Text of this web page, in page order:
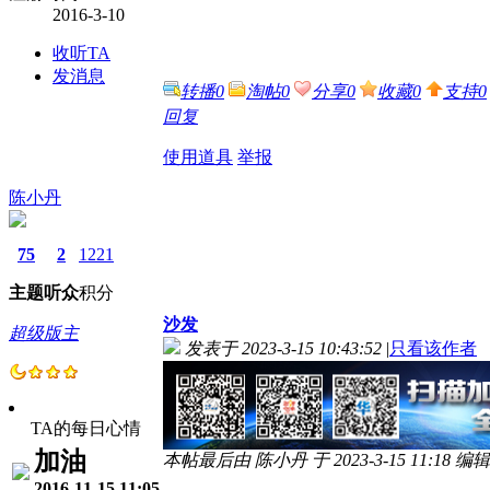
2016-3-10
收听TA
发消息
转播0 淘帖0 分享0 收藏0 支持0
回复
使用道具 举报
陈小丹
75
主题
2
听众
1221
积分
超级版主
TA的每日心情
加油
沙发
发表于 2023-3-15 10:43:52 |只看该作者
本帖最后由 陈小丹 于 2023-3-15 11:18 编辑